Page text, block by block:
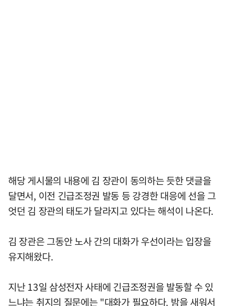
해당 게시물의 내용에 김 장관이 동의하는 듯한 댓글을
달면서, 이전 긴급조정권 발동 등 강경한 대응에 선을 그
엇던 김 장관의 태도가 달라지고 있다는 해석이 나온다.
김 장관은 그동안 노사 간의 대화가 우선이라는 입장을
유지해왔다.
지난 13일 삼성전자 사태에 긴급조정권을 발동할 수 있
느냐는 취지의 질문에는 "대화가 필요하다. 밤을 새워서